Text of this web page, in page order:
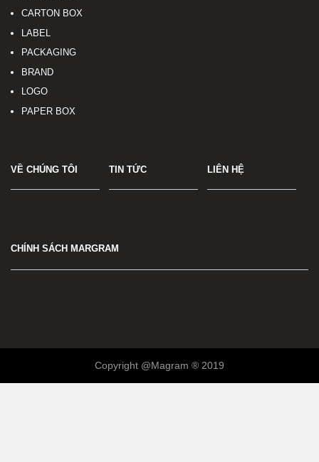
CARTON BOX
LABEL
PACKAGING
BRAND
LOGO
PAPER BOX
VỀ CHÚNG TÔI TIN TỨC LIÊN HỆ
CHÍNH SÁCH MARGRAM
Copyright @Magram ® 2019